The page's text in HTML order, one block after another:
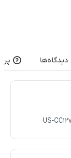
دیدگاه‌ها